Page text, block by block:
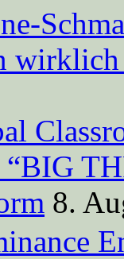
wirklich
“BIG
8.